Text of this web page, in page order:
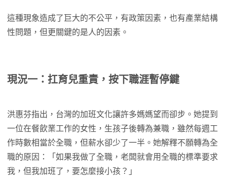
這種現象造成了巨大的不公平，有政策因素，也有產業結構
性問題，但更關鍵的是人的因素。
現況一：扛育兒重責，按下職涯暫停鍵
洪惠芬指出，台灣的加班文化讓許多媽媽望而卻步。她提到
一位在餐飲業工作的女性，生孩子後轉為兼職，雖然每週工
作時數相當於全職，但薪水卻少了一半。她解釋不願轉為全
職的原因：「如果我做了全職，老闆就會用全職的標準要求
我，但我加班了，要怎麼接小孩？」